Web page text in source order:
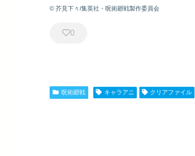
© 芥見下々/集英社・呪術廻戦製作委員会
0
呪術廻戦 キャラアニ クリアファイル